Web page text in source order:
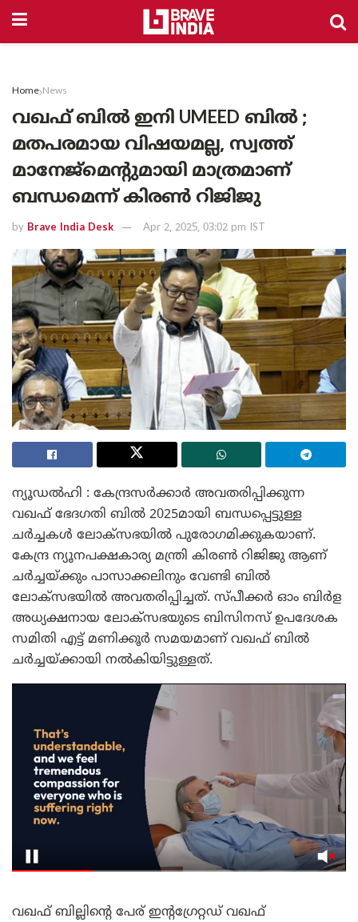
Home News
വഖഫ് ബിൽ ഇനി UMEED ബിൽ ;
മതപരമായ വിഷയമല്ല, സ്വത്ത്
മാനേജ്‌മെന്റുമായി മാത്രമാണ്
ബന്ധമെന്ന് കിരൺ റിജിജു
by Brave India Desk Apr 2, 2025, 03:02 pm IST
ന്യൂഡൽഹി : കേന്ദ്രസർക്കാർ അവതരിപ്പിക്കുന്ന
വഖഫ് ഭേദഗതി ബിൽ 2025മായി ബന്ധപ്പെട്ടുള്ള
ചർച്ചകൾ ലോക്സഭയിൽ പുരോഗമിക്കുകയാണ്.
കേന്ദ്ര ന്യൂനപക്ഷകാര്യ മന്ത്രി കിരൺ റിജിജു ആണ്
ചർച്ചയ്ക്കും പാസാക്കലിനും വേണ്ടി ബിൽ
ലോക്‌സഭയിൽ അവതരിപ്പിച്ചത്. സ്പീക്കർ ഓം ബിർള
അധ്യക്ഷനായ ലോക്‌സഭയുടെ ബിസിനസ് ഉപദേശക
സമിതി എട്ട് മണിക്കൂർ സമയമാണ് വഖഫ് ബിൽ
ചർച്ചയ്ക്കായി നൽകിയിട്ടുള്ളത്.
വഖഫ് ബില്ലിന്റെ പേര് ഇന്റഗ്രേറ്റഡ് വഖഫ്